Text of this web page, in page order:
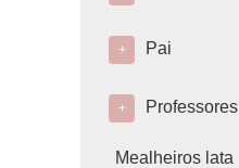
+ Pai
+ Professores
Mealheiros lata